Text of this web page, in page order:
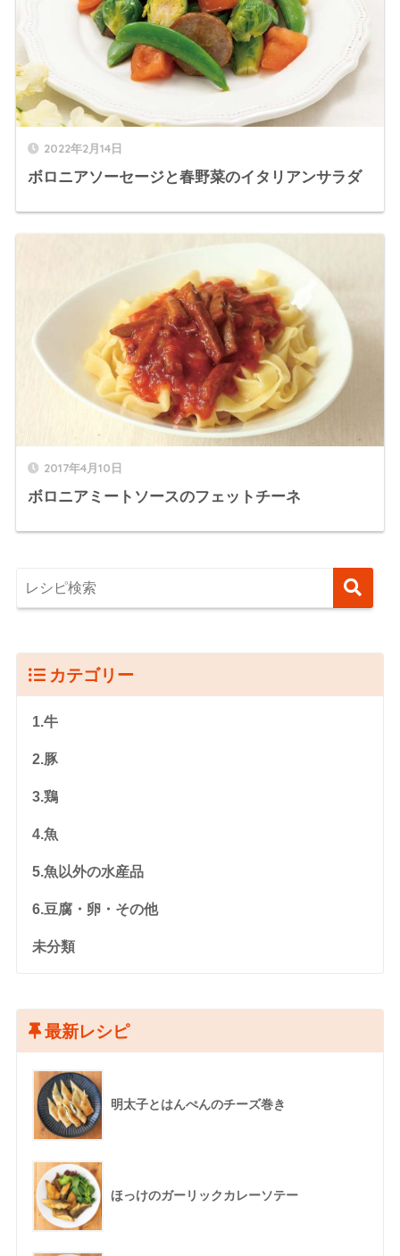
2022年2月14日
ボロニアソーセージと春野菜のイタリアンサラダ
2017年4月10日
ボロニアミートソースのフェットチーネ
カテゴリー
1.牛
2.豚
3.鶏
4.魚
5.魚以外の水産品
6.豆腐・卵・その他
未分類
最新レシピ
明太子とはんぺんのチーズ巻き
ほっけのガーリックカレーソテー